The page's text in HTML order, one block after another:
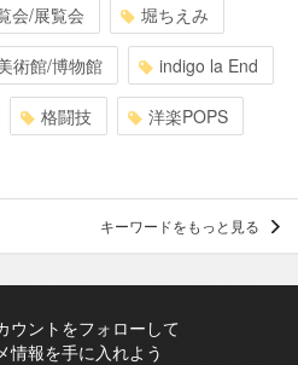
会/展覧会 堀ちえみ
術館/博物館 indigo la End
格闘技 洋楽POPS
キーワードをもっと見る
ウントをフォローして
情報を手に入れよう